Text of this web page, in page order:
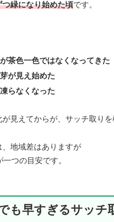
つ緑になり始めた頃です。
茶色一色ではなくなってきた
が見え始めた
らなくなった
が見えてからが、サッチ取り
、地域差はありますが
一つの目安です。
も早すぎるサッチ